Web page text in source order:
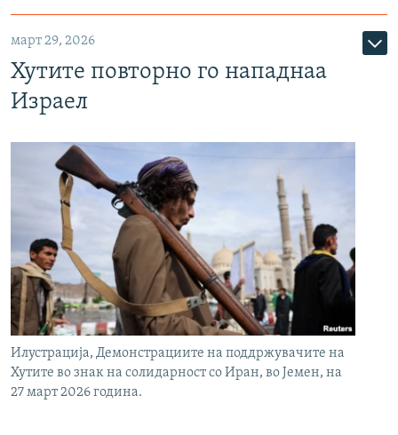
март 29, 2026
Хутите повторно го нападнаа
Израел
Илустрација, Демонстрациите на поддржувачите на
Хутите во знак на солидарност со Иран, во Јемен, на
27 март 2026 година.